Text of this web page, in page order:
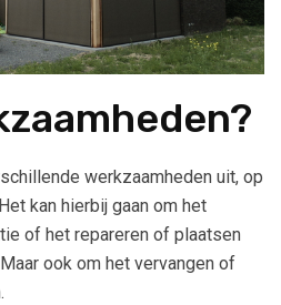
werkzaamheden uit, op
kan hierbij gaan om het
of het repareren of plaatsen
ook om het vervangen of